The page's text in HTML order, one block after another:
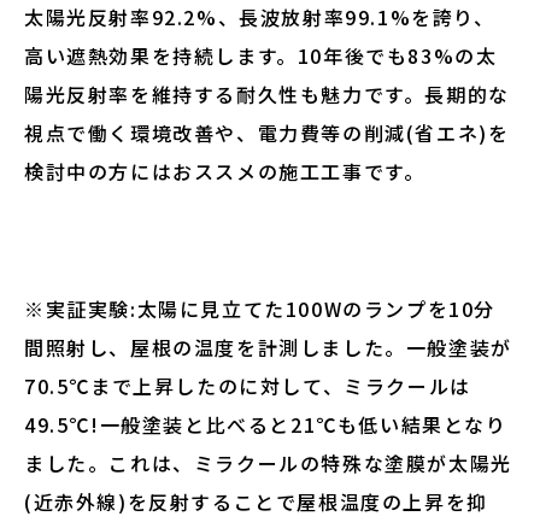
太陽光反射率92.2%、長波放射率99.1%を誇り、
高い遮熱効果を持続します。10年後でも83%の太
陽光反射率を維持する耐久性も魅力です。長期的な
視点で働く環境改善や、電力費等の削減(省エネ)を
検討中の方にはおススメの施工工事です。
※実証実験:太陽に見立てた100Wのランプを10分
間照射し、屋根の温度を計測しました。一般塗装が
70.5℃まで上昇したのに対して、ミラクールは
49.5℃!一般塗装と比べると21℃も低い結果となり
ました。これは、ミラクールの特殊な塗膜が太陽光
(近赤外線)を反射することで屋根温度の上昇を抑